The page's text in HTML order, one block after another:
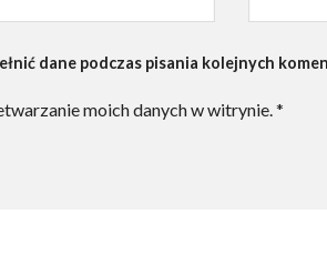
dane podczas pisania kolejnych
moich danych w witrynie.*